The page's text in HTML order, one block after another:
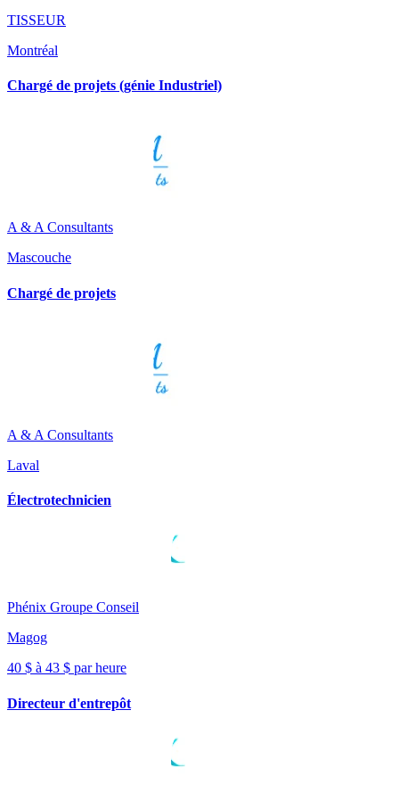
TISSEUR
Montréal
Chargé de projets (génie Industriel)
A & A Consultants
Mascouche
Chargé de projets
A & A Consultants
Laval
Électrotechnicien
Phénix Groupe Conseil
Magog
40 $ à 43 $ par heure
Directeur d'entrepôt